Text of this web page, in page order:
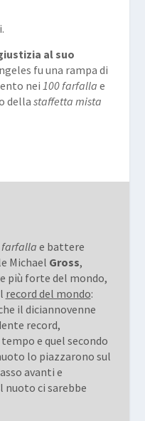
al suo
fu una rampa di
nei 100 farfalla e
dellastaffetta mista
farfallae battere
Michael Gross,
più forte del mondo,
record del mondo:
il diciannovenne
record,
e quel secondo
lo piazzarono sul
avanti e
nuoto ci sarebbe